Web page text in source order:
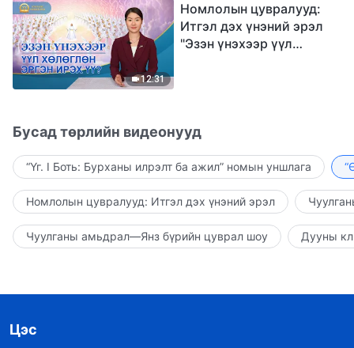
12:31
Номлолын цувралууд:
Итгэл дэх үнэний эрэл
"Эзэн үнэхээр үүл
Бусад төрлийн видеонууд
“Үг. I Боть: Бурханы илрэлт ба ажил” номын уншлага
Номлолын цувралууд: Итгэл дэх үнэний эрэл
Чуулганы амьдрал—Янз бүрийн цуврал шоу Дууны
Цэс